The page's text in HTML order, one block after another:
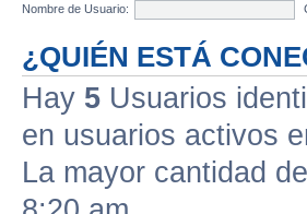
Nombre de Usuario:
¿QUIÉN ESTÁ
Hay 5 Usuarios
en usuarios activos
La mayor cantidad